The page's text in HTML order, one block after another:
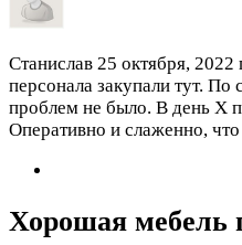
Станислав 25 октября, 2022
персонала закупали тут. По
проблем не было. В день Х
Оперативно и слаженно, что
Хорошая мебель